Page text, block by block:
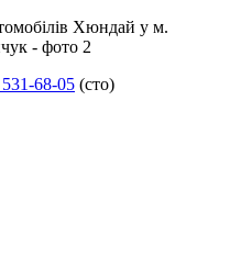
68-05 (сто)